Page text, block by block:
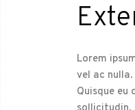
Lorem
vel ac
Quisque eu